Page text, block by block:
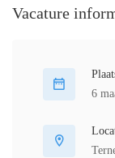
Vacature
6